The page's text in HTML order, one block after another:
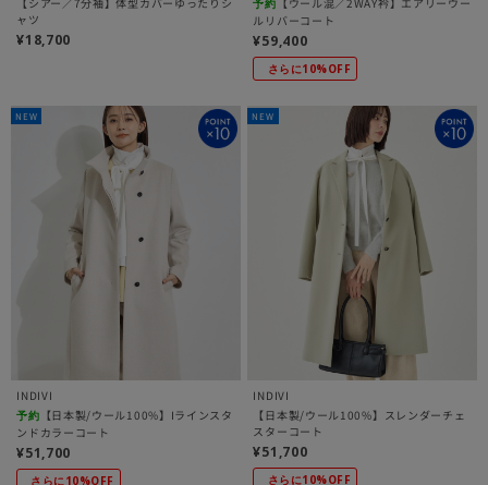
ャツ
¥18,700
予約
ルリバーコート
¥59,400
さらに10%OFF
NEW
INDIVI
予約 【日本製/ウール100%】Iラインスタ
ンドカラーコート
¥51,700
さらに10%OFF
NEW
INDIVI
【日本製/ウール100%】スレンダーチェ
スターコート
¥51,700
さらに10%OFF